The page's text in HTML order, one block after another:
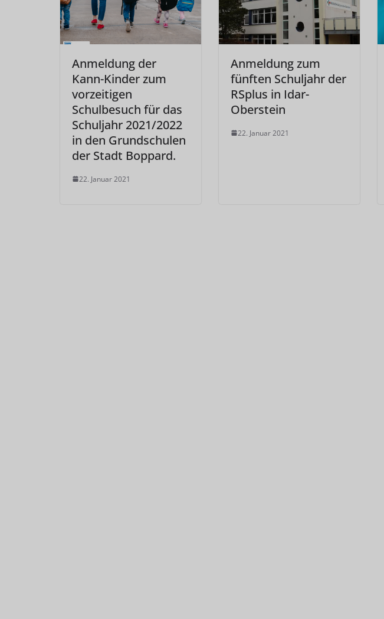
Anmeldung der
Kann-Kinder zum
vorzeitigen
Schulbesuch für das
Schuljahr 2021/2022
in den Grundschulen
der Stadt Boppard.
22. Januar 2021
Anmeldung zum
fünften Schuljahr der
RSplus in Idar-
Oberstein
22. Januar 2021